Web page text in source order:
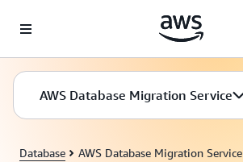
AWS Database Migration Service
Database AWS Database Migration Service